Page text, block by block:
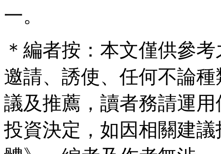
一。
＊編者按：本文僅供參
邀請、誘使、任何不論
議及推薦，讀者務請運
投資決定，如因相關建